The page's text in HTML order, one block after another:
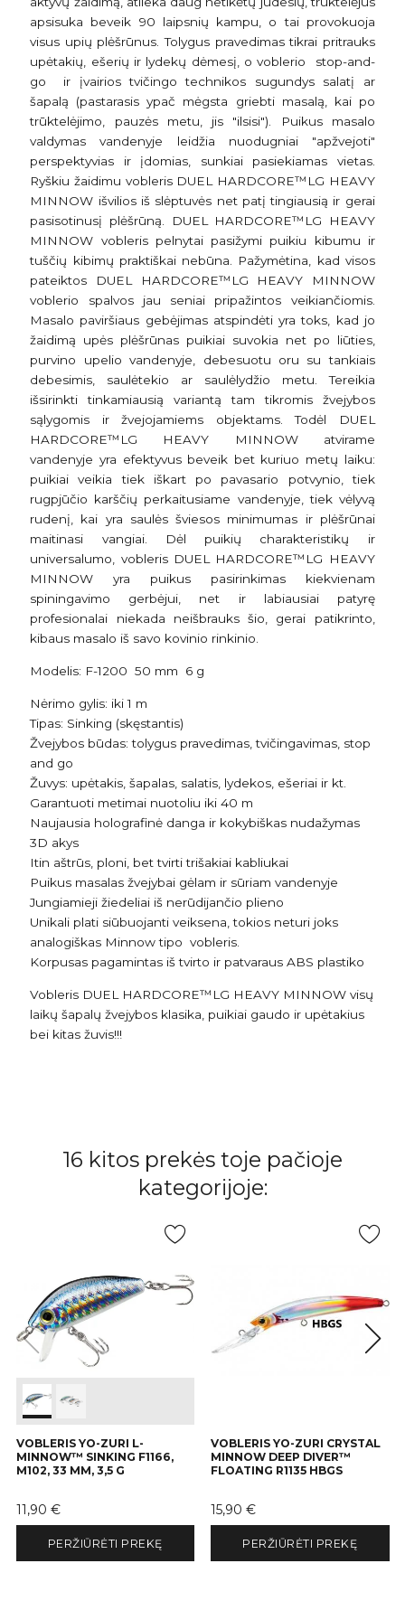
apsisuka beveik 90 laipsnių kampu, o tai provokuoja
visus upių plėšrūnus. Tolygus pravedimas tikrai pritrauks
upėtakių, ešerių ir lydekų dėmesį, o voblerio stop-and-
go ir įvairios tvičingo technikos sugundys salatį ar
šapalą (pastarasis ypač mėgsta griebti masalą, kai po
trūktelėjimo, pauzės metu, jis "ilsisi"). Puikus masalo
valdymas vandenyje leidžia nuodugniai "apžvejoti"
perspektyvias ir įdomias, sunkiai pasiekiamas vietas.
Ryškiu žaidimu vobleris DUEL HARDCORE™LG HEAVY
MINNOW išvilios iš slėptuvės net patį tingiausią ir gerai
pasisotinusį plėšrūną. DUEL HARDCORE™LG HEAVY
MINNOW vobleris pelnytai pasižymi puikiu kibumu ir
tuščių kibimų praktiškai nebūna. Pažymėtina, kad visos
pateiktos DUEL HARDCORE™LG HEAVY MINNOW
voblerio spalvos jau seniai pripažintos veikiančiomis.
Masalo paviršiaus gebėjimas atspindėti yra toks, kad jo
žaidimą upės plėšrūnas puikiai suvokia net po liūties,
purvino upelio vandenyje, debesuotu oru su tankiais
debesimis, saulėtekio ar saulėlydžio metu. Tereikia
išsirinkti tinkamiausią variantą tam tikromis žvejybos
sąlygomis ir žvejojamiems objektams. Todėl DUEL
HARDCORE™LG HEAVY MINNOW atvirame
vandenyje yra efektyvus beveik bet kuriuo metų laiku:
puikiai veikia tiek iškart po pavasario potvynio, tiek
rugpjūčio karščių perkaitusiame vandenyje, tiek vėlyvą
rudenį, kai yra saulės šviesos minimumas ir plėšrūnai
maitinasi vangiai. Dėl puikių charakteristikų ir
universalumo, vobleris DUEL HARDCORE™LG HEAVY
MINNOW yra puikus pasirinkimas kiekvienam
spiningavimo gerbėjui, net ir labiausiai patyrę
profesionalai niekada neišbrauks šio, gerai patikrinto,
kibaus masalo iš savo kovinio rinkinio.
Modelis: F-1200 50 mm 6 g
Nėrimo gylis: iki 1 m
Tipas: Sinking (skęstantis)
Žvejybos būdas: tolygus pravedimas, tvičingavimas, stop
and go
Žuvys: upėtakis, šapalas, salatis, lydekos, ešeriai ir kt.
Garantuoti metimai nuotoliu iki 40 m
Naujausia holografinė danga ir kokybiškas nudažymas
3D akys
Itin aštrūs, ploni, bet tvirti trišakiai kabliukai
Puikus masalas žvejybai gėlam ir sūriam vandenyje
Jungiamieji žiedeliai iš nerūdijančio plieno
Unikali plati siūbuojanti veiksena, tokios neturi joks
analogiškas Minnow tipo vobleris.
Korpusas pagamintas iš tvirto ir patvaraus ABS plastiko
Vobleris DUEL HARDCORE™LG HEAVY MINNOW visų
laikų šapalų žvejybos klasika, puikiai gaudo ir upėtakius
bei kitas žuvis!!!
16 kitos prekės toje pačioje
kategorijoje:
VOBLERIS YO-ZURI L-
MINNOW™ SINKING F1166,
M102, 33 MM, 3,5 G
Kaina
11,90 €
PERŽIŪRĖTI PREKĘ
VOBLERIS YO-ZURI CRYSTAL
MINNOW DEEP DIVER™
FLOATING R1135 HBGS
Kaina
15,90 €
PERŽIŪRĖTI PREKĘ